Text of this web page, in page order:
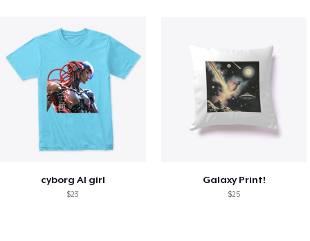
cyborg AI girl
$23
Galaxy Print!
$25